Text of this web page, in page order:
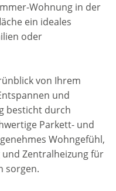
Wohnung in der
ein ideales
oder
von Ihrem
und
besticht durch
Parkett- und
Wohngefühl,
Zentralheizung für
sorgen.